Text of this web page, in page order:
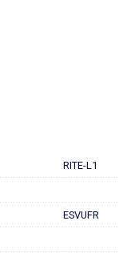
RITE-L1
ESVUFR